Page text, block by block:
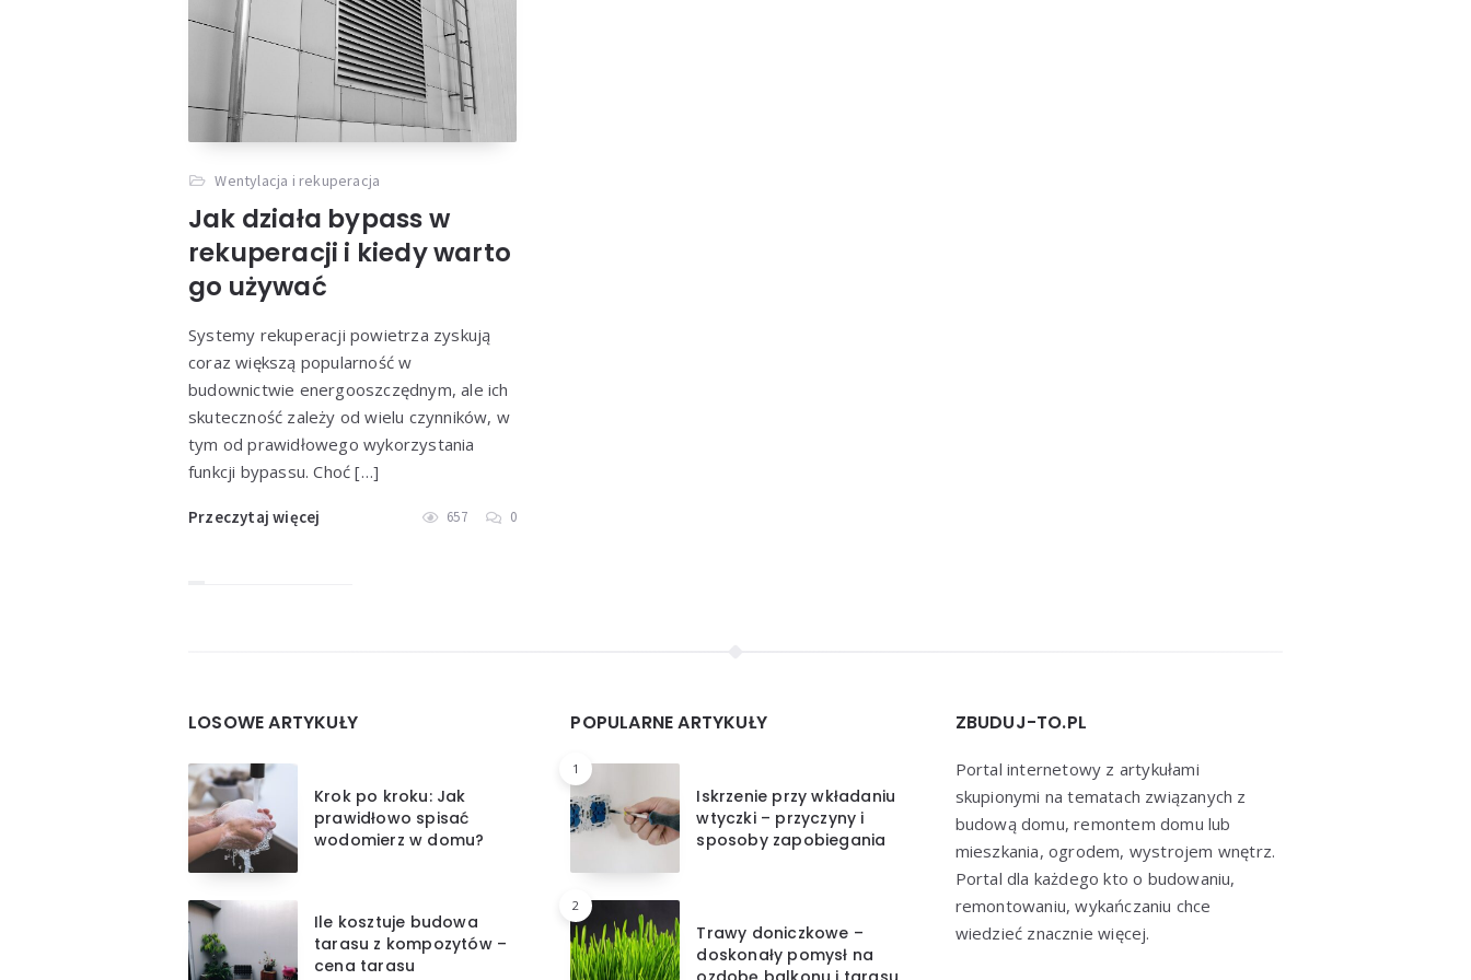
Wentylacja i rekuperacja
Jak działa bypass w
rekuperacji i kiedy warto
go używać
Systemy rekuperacji powietrza zyskują
coraz większą popularność w
budownictwie energooszczędnym, ale ich
skuteczność zależy od wielu czynników, w
tym od prawidłowego wykorzystania
funkcji bypassu. Choć […]
Przeczytaj więcej 657 0
LOSOWE ARTYKUŁY
Krok po kroku: Jak
prawidłowo spisać
wodomierz w domu?
Ile kosztuje budowa
tarasu z kompozytów –
cena tarasu
POPULARNE ARTYKUŁY
1
Iskrzenie przy wkładaniu
wtyczki – przyczyny i
sposoby zapobiegania
2
Trawy doniczkowe –
doskonały pomysł na
ZBUDUJ-TO.PL
Portal internetowy z artykułami
skupionymi na tematach związanych z
budową domu, remontem domu lub
mieszkania, ogrodem, wystrojem wnętrz.
Portal dla każdego kto o budowaniu,
remontowaniu, wykańczaniu chce
wiedzieć znacznie więcej.